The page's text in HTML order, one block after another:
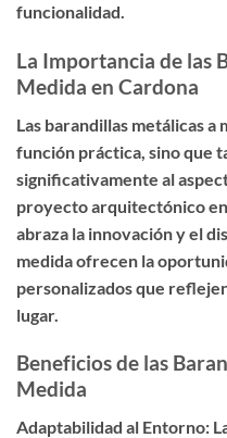
funcionalidad.
La Importancia de las
Medida en Cardona
Las barandillas metálicas a
función práctica, sino que
significativamente al
proyecto arquitectónico
abraza la innovación y el
medida ofrecen la
personalizados que
lugar.
Beneficios de las
Medida
Adaptabilidad al Entorno: